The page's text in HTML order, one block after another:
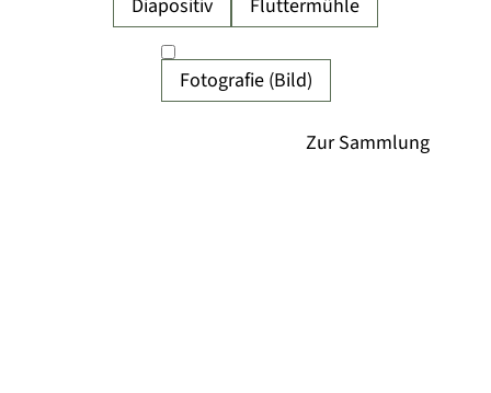
Diapositiv Fluttermühle
Fotografie (Bild)